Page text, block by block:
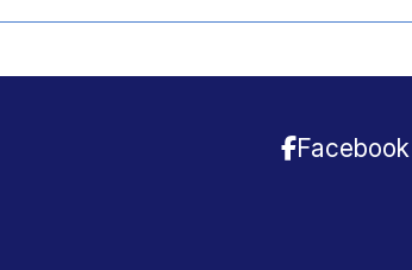
Facebook